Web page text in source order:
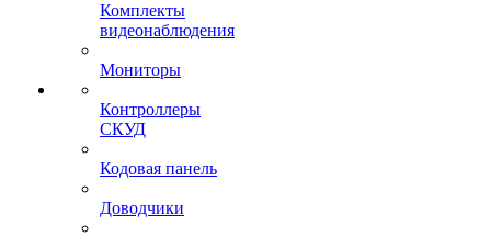
Комплекты
видеонаблюдения
Мониторы
Контроллеры
СКУД
Кодовая панель
Доводчики